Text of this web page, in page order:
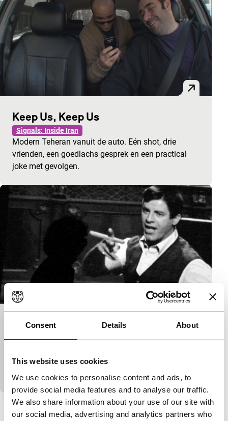
Consent Details About
This website uses cookies
We use cookies to personalise content and ads, to
provide social media features and to analyse our traffic.
We also share information about your use of our site with
our social media, advertising and analytics partners who
Keep Us, Keep Us
Signals: Inside Iran
Modern Teheran vanuit de auto. Eén shot, drie
vrienden, een goedlachs gesprek en een practical
joke met gevolgen.
Jerry & Me
Signals: Inside Iran
Amerika. Maar ze groeide op in Teheran. Daar werd
ze verliefd op de Amerikaanse filmkomiek…
Bekijk het hele programma